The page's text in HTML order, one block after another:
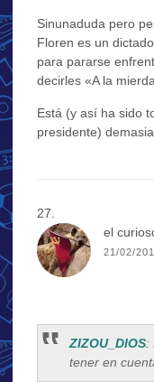
Sinunaduda pero
Floren es un
para pararse
decirles «A la
Está (y así ha sido
presidente)
el
21/02/
ZIZOU_DIOS:
tener en